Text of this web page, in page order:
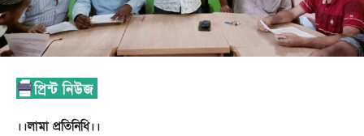
।।লামা প্রতিনিধি।।